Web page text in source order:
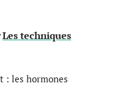
Les techniques
: les hormones